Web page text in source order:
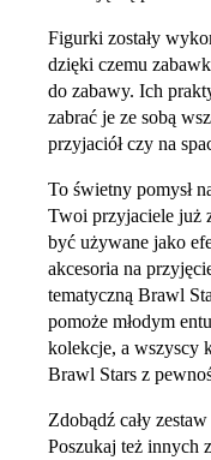
Figurki zostały
dzięki czemu
do zabawy. Ich
zabrać je ze sobą
przyjaciół czy na
To świetny pomysł
Twoi przyjaciele już
być używane jako
akcesoria na
tematyczną Brawl
pomoże młodym
kolekcje, a wszyscy
Brawl Stars z
Zdobądź cały
Poszukaj też innych